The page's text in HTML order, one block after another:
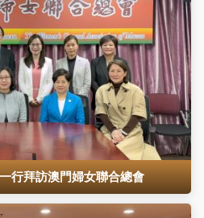
行拜訪澳門婦女聯合總會